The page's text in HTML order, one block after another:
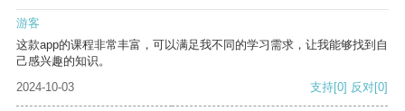
游客
这款app的课程非常丰富，可以满足我不同的学习需求，让我能够找到自
己感兴趣的知识。
2024-10-03
支持[0] 反对[0]